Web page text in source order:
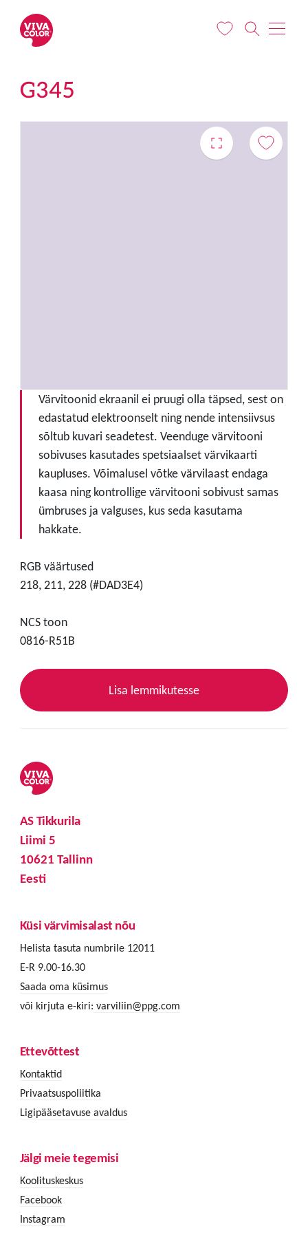
G345
Värvitoonid ekraanil ei pruugi olla täpsed, sest on
edastatud elektroonselt ning nende intensiivsus
sõltub kuvari seadetest. Veenduge värvitooni
sobivuses kasutades spetsiaalset värvikaarti
kaupluses. Võimalusel võtke värvilaast endaga
kaasa ning kontrollige värvitooni sobivust samas
ümbruses ja valguses, kus seda kasutama
hakkate.
RGB väärtused
218, 211, 228 (#DAD3E4)
NCS toon
0816-R51B
Lisa lemmikutesse
AS Tikkurila
Liimi 5
10621 Tallinn
Eesti
Küsi värvimisalast nõu
Helista tasuta numbrile 12011
E-R 9.00-16.30
Saada oma küsimus
või kirjuta e-kiri: varviliin@ppg.com
Ettevõttest
Kontaktid
Privaatsuspoliitika
Ligipääsetavuse avaldus
Jälgi meie tegemisi
Koolituskeskus
Facebook
Instagram